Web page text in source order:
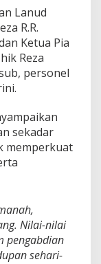
Lanud
R.R.
Ketua Pia
Reza
personel
sekadar
memperkuat
Nilai-nilai
pengabdian
sehari-